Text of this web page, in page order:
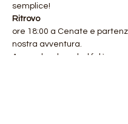
semplice!
Ritrovo
ore 18:00 a Cenate e
nostra avventura.
Accendendo un bel falò e